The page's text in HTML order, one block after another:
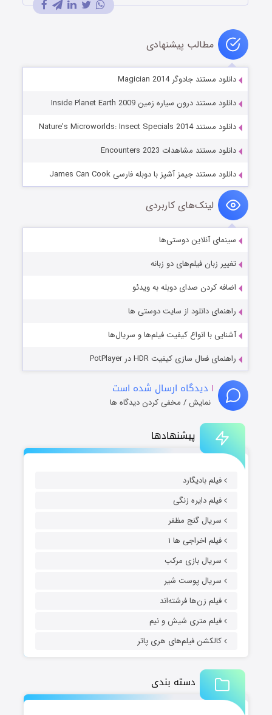
پیشنهادها
فیلم بادیگارد
فیلم دایره زنگی
سریال گنج مظفر
فیلم اخراجی ها ۱
سریال بازی مرکب
سریال پوست شیر
فیلم زن‌ها فرشته‌اند
فیلم متری شیش و نیم
کالکشن فیلم‌های هری پاتر
دسته بندی
مطالب پیشنهادی
دانلود مستند جادوگر Magician 2014
دانلود مستند درون سیاره زمین Inside Planet Earth 2009
دانلود مستند Nature’s Microworlds: Insect Specials 2014
دانلود مستند مشاهدات Encounters 2023
دانلود مستند جیمز آشپز با دوبله فارسی James Can Cook
لینک‌های کاربردی
سینمای آنلاین دوستی‌ها
تغییر زبان فیلم‌های دو زبانه
اضافه کردن صدای دوبله به ویدئو
راهنمای دانلود از سایت دوستی ها
آشنایی با انواع کیفیت فیلم‌ها و سریال‌ها
راهنمای فعال سازی کیفیت HDR در PotPlayer
۱ دیدگاه ارسال شده است
نمایش / مخفی کردن دیدگاه ها